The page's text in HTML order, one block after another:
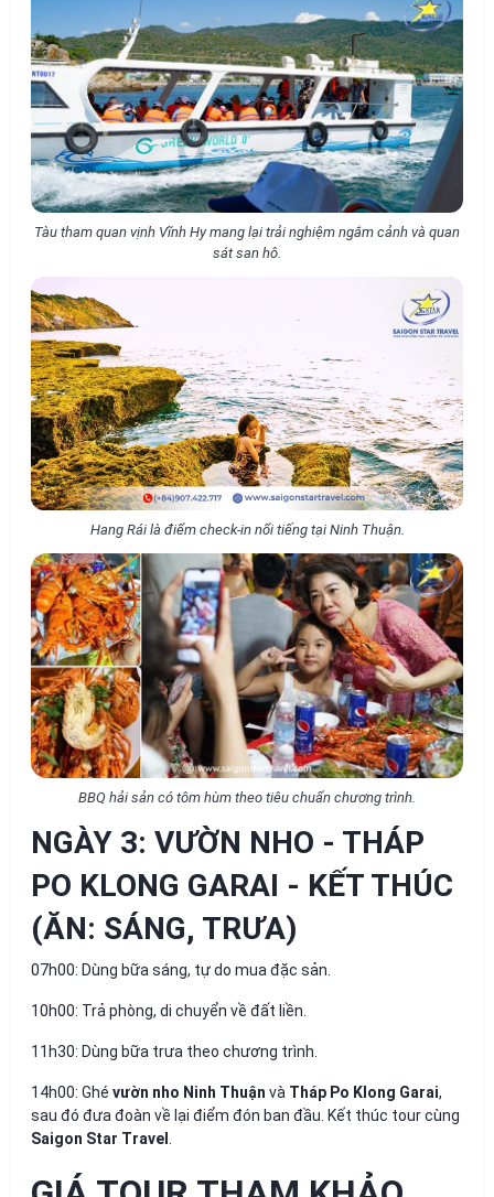
Tàu tham quan vịnh Vĩnh Hy mang lại trải nghiệm ngắm cảnh và quan
sát san hô.
Hang Rái là điểm check-in nổi tiếng tại Ninh Thuận.
BBQ hải sản có tôm hùm theo tiêu chuẩn chương trình.
NGÀY 3: VƯỜN NHO - THÁP
PO KLONG GARAI - KẾT THÚC
(ĂN: SÁNG, TRƯA)
07h00: Dùng bữa sáng, tự do mua đặc sản.
10h00: Trả phòng, di chuyển về đất liền.
11h30: Dùng bữa trưa theo chương trình.
14h00: Ghé vườn nho Ninh Thuận và Tháp Po Klong Garai,
sau đó đưa đoàn về lại điểm đón ban đầu. Kết thúc tour cùng
Saigon Star Travel .